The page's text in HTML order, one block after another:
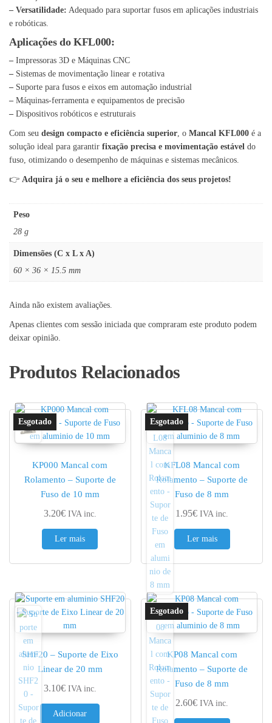
– Versatilidade: Adequado para suportar fusos em aplicações industriais
e robóticas.
Aplicações do KFL000:
– Impressoras 3D e Máquinas CNC
– Sistemas de movimentação linear e rotativa
– Suporte para fusos e eixos em automação industrial
– Máquinas-ferramenta e equipamentos de precisão
– Dispositivos robóticos e estruturais
Com seu design compacto e eficiência superior, o Mancal KFL000 é a
solução ideal para garantir fixação precisa e movimentação estável do
fuso, otimizando o desempenho de máquinas e sistemas mecânicos.
👉 Adquira já o seu e melhore a eficiência dos seus projetos!
Peso
28 g
Dimensões (C x L x A)
60 × 36 × 15.5 mm
Ainda não existem avaliações.
Apenas clientes com sessão iniciada que compraram este produto podem
deixar opinião.
Produtos Relacionados
KP000 Mancal com
Rolamento – Suporte de
Fuso de 10 mm
3.20€ IVA inc.
Ler mais
KFL08 Mancal com
Rolamento – Suporte de
Fuso de 8 mm
1.95€ IVA inc.
Ler mais
SHF20 – Suporte de Eixo
Linear de 20 mm
3.10€ IVA inc.
Adicionar
KP08 Mancal com
Rolamento – Suporte de
Fuso de 8 mm
2.60€ IVA inc.